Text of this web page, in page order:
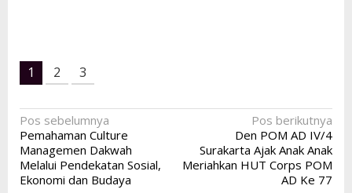
1 2 3
Navigasi
pos
Pos sebelumnya
Pemahaman Culture
Managemen Dakwah
Melalui Pendekatan Sosial,
Ekonomi dan Budaya
Pos berikutnya
Den POM AD IV/4
Surakarta Ajak Anak Anak
Meriahkan HUT Corps POM
AD Ke 77